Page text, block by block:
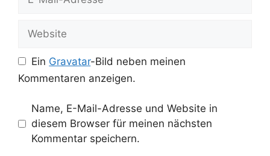
Mail-
Ein Gravatar-Bild neben meinen
Kommentaren anzeigen.
Name, E-Mail-Adresse und Website in
diesem Browser für meinen nächsten
Kommentar speichern.